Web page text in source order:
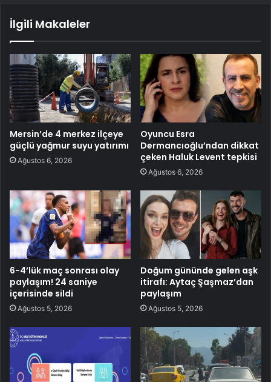
İlgili Makaleler
Mersin’de 4 merkez ilçeye
güçlü yağmur suyu yatırımı
Ağustos 6, 2026
Oyuncu Esra
Dermancıoğlu’ndan dikkat
çeken Haluk Levent tepkisi
Ağustos 6, 2026
6-4’lük maç sonrası olay
paylaşım! 24 saniye
içerisinde sildi
Ağustos 5, 2026
Doğum gününde gelen aşk
itirafı: Aytaç Şaşmaz’dan
paylaşım
Ağustos 5, 2026